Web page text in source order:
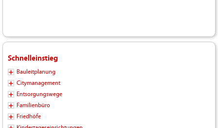
Schnelleinstieg
Bauleitplanung
Citymanagement
Entsorgungswege
Familienbüro
Friedhöfe